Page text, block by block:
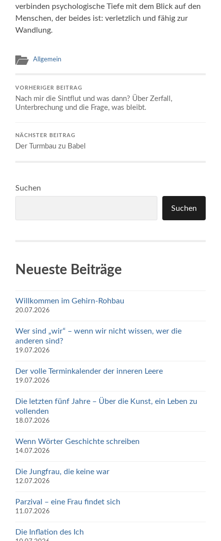
verbinden psychologische Tiefe mit dem Blick auf den
Menschen, der beides ist: verletzlich und fähig zur
Wandlung.
Allgemein
VORHERIGER BEITRAG
Nach mir die Sintflut und was dann? Über Zerfall,
Unterbrechung und die Frage, was bleibt.
NÄCHSTER BEITRAG
Der Turmbau zu Babel
Suchen
Suchen
Neueste Beiträge
Willkommen im Gehirn-Rohbau
20.07.2026
Wer sind „wir“ – wenn wir nicht wissen, wer die
anderen sind?
19.07.2026
Der volle Terminkalender der inneren Leere
19.07.2026
Die letzten fünf Jahre – Über die Kunst, ein Leben zu
vollenden
18.07.2026
Wenn Wörter Geschichte schreiben
14.07.2026
Die Jungfrau, die keine war
12.07.2026
Parzival – eine Frau findet sich
11.07.2026
Die Inflation des Ich